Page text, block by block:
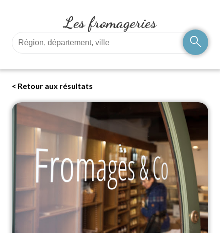
Les fromageries
search
< Retour aux résultats